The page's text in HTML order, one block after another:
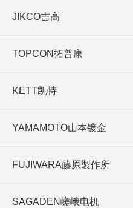
JIKCO吉高
TOPCON拓普康
KETT凯特
YAMAMOTO山本镀金
FUJIWARA藤原製作所
SAGADEN嵯峨电机